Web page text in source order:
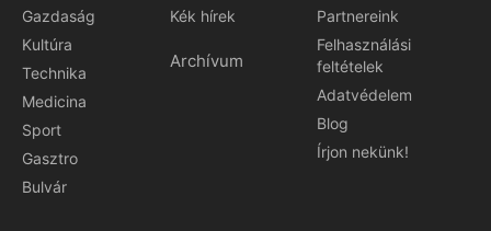
Gazdaság
Kultúra
Technika
Medicina
Sport
Gasztro
Bulvár
Kék hírek
Archívum
Partnereink
Felhasználási
feltételek
Adatvédelem
Blog
Írjon nekünk!